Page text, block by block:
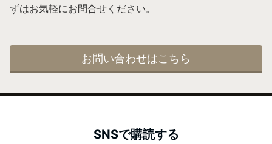
ずはお気軽にお問合せください。
お問い合わせはこちら
SNSで購読する